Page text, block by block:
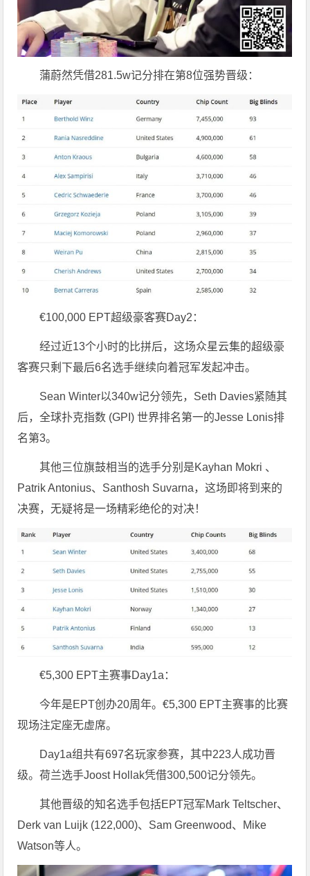
蒲蔚然凭借281.5w记分排在第8位强势晋级：
€100,000 EPT超级豪客赛Day2：
经过近13个小时的比拼后，这场众星云集的超级豪
客赛只剩下最后6名选手继续向着冠军发起冲击。
Sean Winter以340w记分领先，Seth Davies紧随其
后，全球扑克指数 (GPI) 世界排名第一的Jesse Lonis排
名第3。
其他三位旗鼓相当的选手分别是Kayhan Mokri 、
Patrik Antonius、Santhosh Suvarna，这场即将到来的
决赛，无疑将是一场精彩绝伦的对决！
€5,300 EPT主赛事Day1a：
今年是EPT创办20周年。€5,300 EPT主赛事的比赛
现场注定座无虚席。
Day1a组共有697名玩家参赛，其中223人成功晋
级。荷兰选手Joost Hollak凭借300,500记分领先。
其他晋级的知名选手包括EPT冠军Mark Teltscher、
Derk van Luijk (122,000)、Sam Greenwood、Mike
Watson等人。